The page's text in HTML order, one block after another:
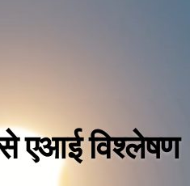
से एआई विश्लेषण